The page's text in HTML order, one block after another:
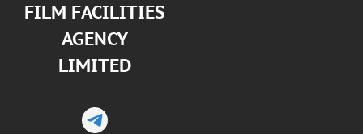
FILM FACILITIES
AGENCY
LIMITED